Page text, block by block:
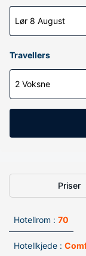
Lør 8 August
Travellers
2 Voksne
Priser
Hotellrom : 70
Hotellkjede :